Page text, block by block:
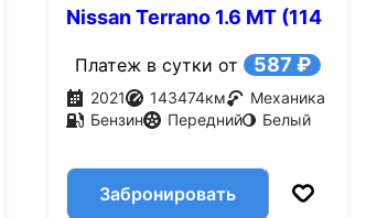
Nissan Terrano 1.6 MT (114
Платеж в сутки от 587 ₽
2021 143474км
Механика
Бензин
Передний Белый
Забронировать